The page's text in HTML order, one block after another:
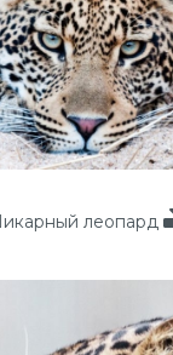
леопард